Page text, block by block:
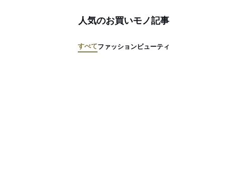
人気のお買いモノ記事
すべてファッションビューティ